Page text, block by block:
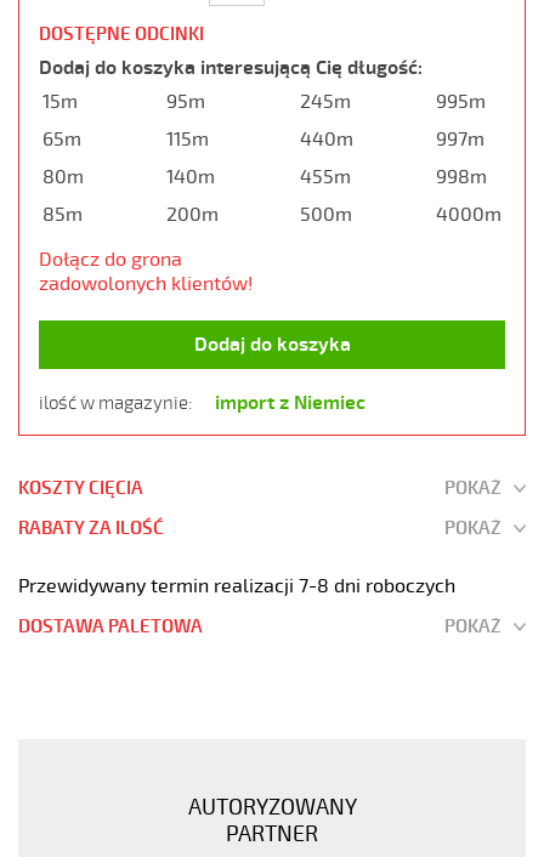
DOSTĘPNE ODCINKI
Dodaj do koszyka interesującą Cię długość:
15m
65m
80m
85m
95m
115m
140m
200m
245m
440m
455m
500m
995m
997m
998m
4000m
Dołącz do grona
zadowolonych klientów!
Dodaj do koszyka
ilość w magazynie: import z Niemiec
KOSZTY CIĘCIA
POKAŻ
RABATY ZA ILOŚĆ
POKAŻ
Przewidywany termin realizacji 7-8 dni roboczych
DOSTAWA PALETOWA POKAŻ
AUTORYZOWANY
PARTNER